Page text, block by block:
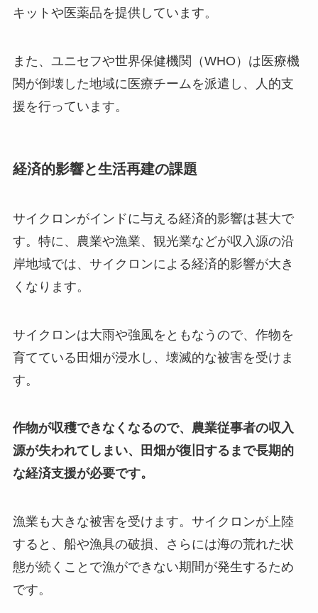
キットや医薬品を提供しています。
また、ユニセフや世界保健機関（WHO）は医療機
関が倒壊した地域に医療チームを派遣し、人的支
援を行っています。
経済的影響と生活再建の課題
サイクロンがインドに与える経済的影響は甚大で
す。特に、農業や漁業、観光業などが収入源の沿
岸地域では、サイクロンによる経済的影響が大き
くなります。
サイクロンは大雨や強風をともなうので、作物を
育てている田畑が浸水し、壊滅的な被害を受けま
す。
作物が収穫できなくなるので、農業従事者の収入
源が失われてしまい、田畑が復旧するまで長期的
な経済支援が必要です。
漁業も大きな被害を受けます。サイクロンが上陸
すると、船や漁具の破損、さらには海の荒れた状
態が続くことで漁ができない期間が発生するため
です。